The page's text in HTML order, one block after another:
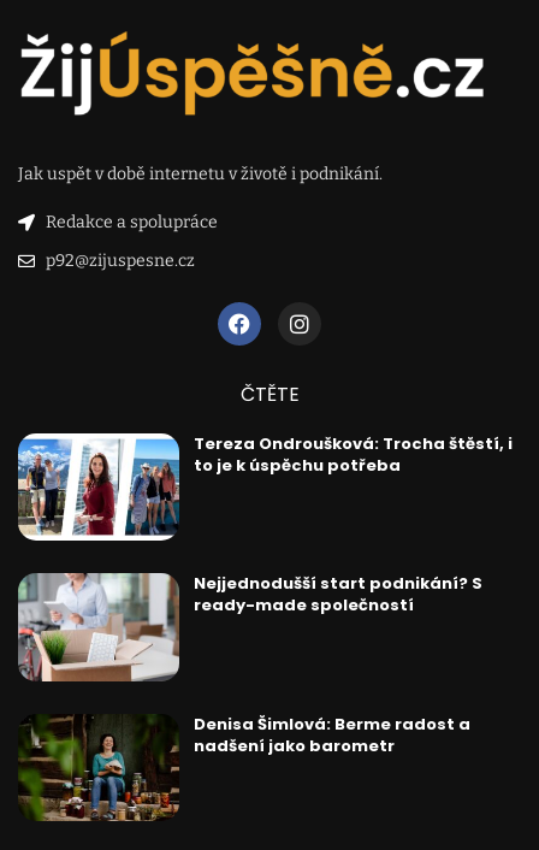
Jak uspět v době internetu v životě i podnikání.
Redakce a spolupráce
p92@zijuspesne.cz
ČTĚTE
Tereza Ondroušková: Trocha štěstí, i
to je k úspěchu potřeba
Nejjednodušší start podnikání? S
ready-made společností
Denisa Šimlová: Berme radost a
nadšení jako barometr